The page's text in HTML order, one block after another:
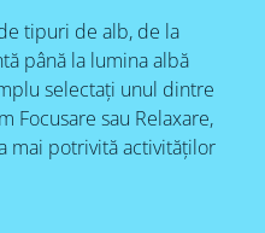
tipuri de alb, de la
până la lumina albă
selectați unul dintre
Focusare sau Relaxare,
mai potrivită activităților